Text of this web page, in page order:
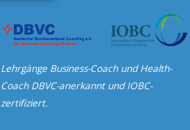
Lehrgänge Business-Coach und Health-
Coach DBVC-anerkannt und IOBC-
zertifiziert.